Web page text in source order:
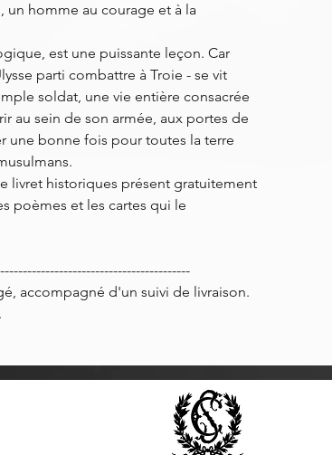
un homme au courage et à la
est une puissante leçon. Car
parti combattre à Troie - se vit
soldat, une vie entière consacrée
au sein de son armée, aux portes de
une bonne fois pour toutes la terre
livret historiques présent gratuitement
poèmes et les cartes qui le
accompagné d'un suivi de livraison.